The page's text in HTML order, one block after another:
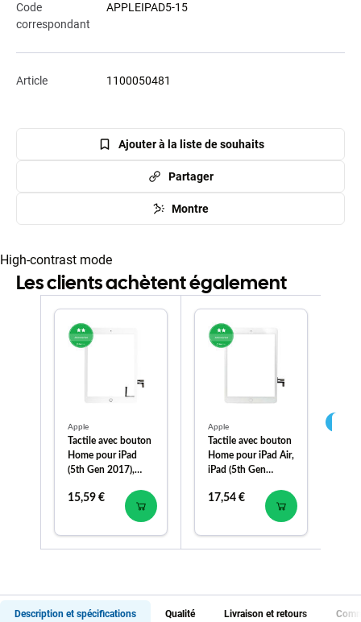
Code
correspondant
APPLEIPAD5-15
Article 1100050481
Ajouter à la liste de souhaits
Partager
Montre
High-contrast mode
Les clients achètent également
Apple
Tactile avec bouton
Home pour iPad
(5th Gen 2017),
15,59 €
Apple
Tactile avec bouton
Home pour iPad Air,
iPad (5th Gen
17,54 €
Description et spécifications Qualité Livraison et retours